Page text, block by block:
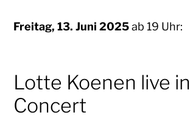
Buch
&
Freitag, 13. Juni 2025ab 19 Uhr:
Lotte Koenen live in
Concert